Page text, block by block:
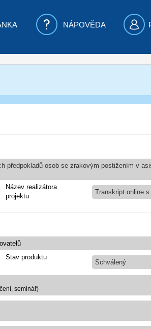
NÁPOVĚDA
předpokladů osob se zrakovým postižením v
Název realizátora
projektu
Transkript online
Stav produktu
Schválený
seminář)